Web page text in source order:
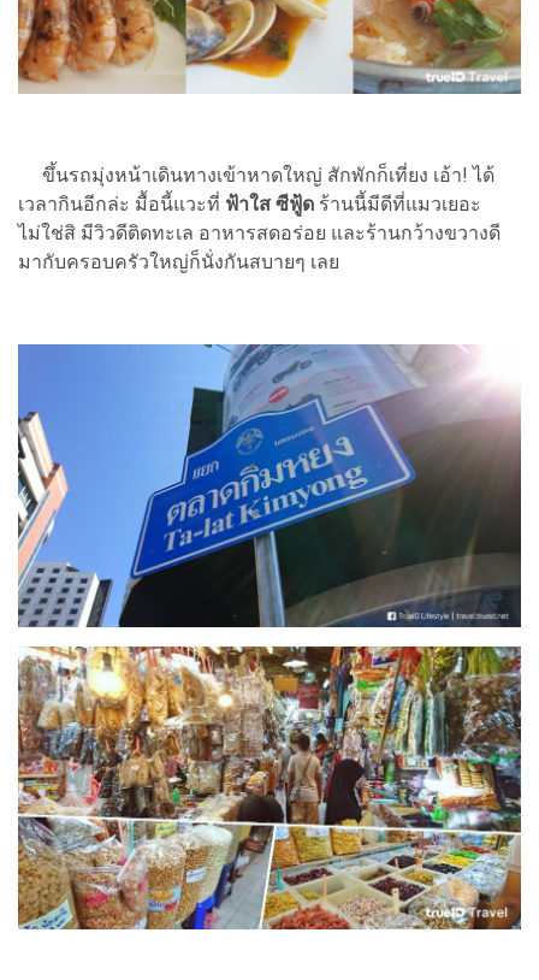
ขึ้นรถมุ่งหน้าเดินทางเข้าหาดใหญ่ สักพักก็เที่ยง เอ้า! ได้
เวลากินอีกล่ะ มื้อนี้แวะที่ ฟ้าใส ซีฟู้ด ร้านนี้มีดีที่แมวเยอะ
ไม่ใช่สิ มีวิวดีติดทะเล อาหารสดอร่อย และร้านกว้างขวางดี
มากับครอบครัวใหญ่ก็นั่งกันสบายๆ เลย